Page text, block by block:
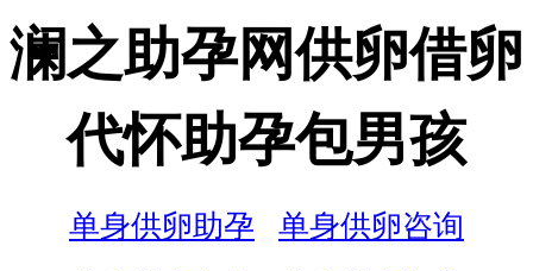
澜之助孕网供卵借卵
代怀助孕包男孩
单身供卵助孕
单身供卵咨询